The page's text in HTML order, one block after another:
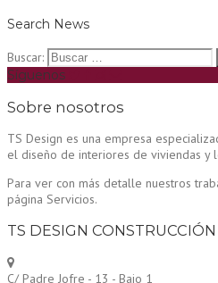
Search News
Buscar:
Síguenos
Sobre nosotros
TS Design es una empresa
el diseño de interiores de viviendas y
Para ver con más detalle nuestros
página Servicios.
TS DESIGN CONSTRUCCIÓN
C/ Padre Jofre - 13 - Bajo 1